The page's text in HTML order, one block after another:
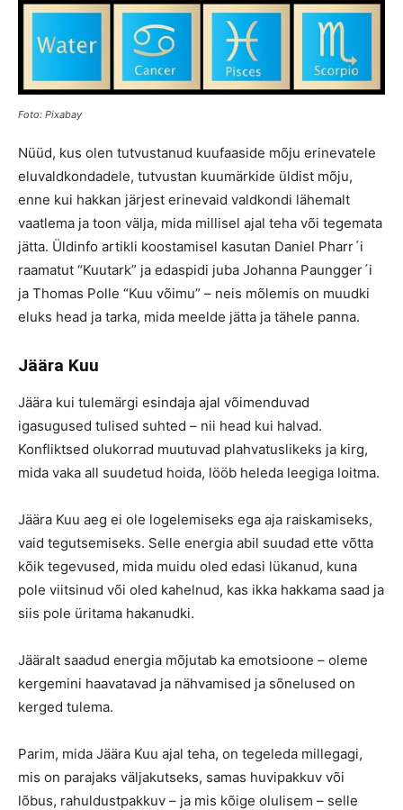
Foto: Pixabay
Nüüd, kus olen tutvustanud kuufaaside mõju erinevatele
eluvaldkondadele, tutvustan kuumärkide üldist mõju,
enne kui hakkan järjest erinevaid valdkondi lähemalt
vaatlema ja toon välja, mida millisel ajal teha või tegemata
jätta. Üldinfo artikli koostamisel kasutan Daniel Pharr´i
raamatut “Kuutark” ja edaspidi juba Johanna Paungger´i
ja Thomas Polle “Kuu võimu” – neis mõlemis on muudki
eluks head ja tarka, mida meelde jätta ja tähele panna.
Jäära Kuu
Jäära kui tulemärgi esindaja ajal võimenduvad
igasugused tulised suhted – nii head kui halvad.
Konfliktsed olukorrad muutuvad plahvatuslikeks ja kirg,
mida vaka all suudetud hoida, lööb heleda leegiga loitma.
Jäära Kuu aeg ei ole logelemiseks ega aja raiskamiseks,
vaid tegutsemiseks. Selle energia abil suudad ette võtta
kõik tegevused, mida muidu oled edasi lükanud, kuna
pole viitsinud või oled kahelnud, kas ikka hakkama saad ja
siis pole üritama hakanudki.
Jääralt saadud energia mõjutab ka emotsioone – oleme
kergemini haavatavad ja nähvamised ja sõnelused on
kerged tulema.
Parim, mida Jäära Kuu ajal teha, on tegeleda millegagi,
mis on parajaks väljakutseks, samas huvipakkuv või
lõbus, rahuldustpakkuv – ja mis kõige olulisem – selle